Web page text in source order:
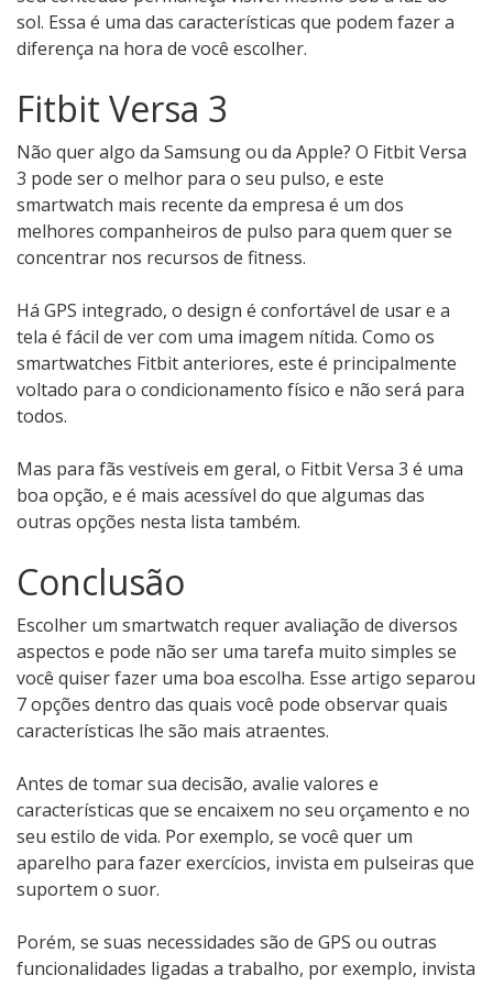
sol. Essa é uma das características que podem fazer a
diferença na hora de você escolher.
Fitbit Versa 3
Não quer algo da Samsung ou da Apple? O Fitbit Versa
3 pode ser o melhor para o seu pulso, e este
smartwatch mais recente da empresa é um dos
melhores companheiros de pulso para quem quer se
concentrar nos recursos de fitness.
Há GPS integrado, o design é confortável de usar e a
tela é fácil de ver com uma imagem nítida. Como os
smartwatches Fitbit anteriores, este é principalmente
voltado para o condicionamento físico e não será para
todos.
Mas para fãs vestíveis em geral, o Fitbit Versa 3 é uma
boa opção, e é mais acessível do que algumas das
outras opções nesta lista também.
Conclusão
Escolher um smartwatch requer avaliação de diversos
aspectos e pode não ser uma tarefa muito simples se
você quiser fazer uma boa escolha. Esse artigo separou
7 opções dentro das quais você pode observar quais
características lhe são mais atraentes.
Antes de tomar sua decisão, avalie valores e
características que se encaixem no seu orçamento e no
seu estilo de vida. Por exemplo, se você quer um
aparelho para fazer exercícios, invista em pulseiras que
suportem o suor.
Porém, se suas necessidades são de GPS ou outras
funcionalidades ligadas a trabalho, por exemplo, invista